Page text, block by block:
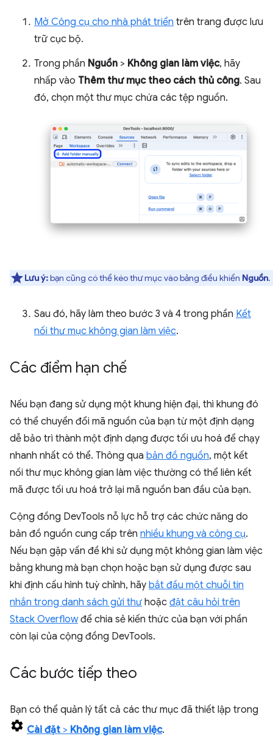
Mở Công cụ cho nhà phát triển trên trang được lưu
trữ cục bộ.
Trong phần Nguồn > Không gian làm việc, hãy
nhấp vào Thêm thư mục theo cách thủ công. Sau
đó, chọn một thư mục chứa các tệp nguồn.
Lưu ý:bạn cũng có thể kéo thư mục vào bảng điều khiển Nguồn.
Sau đó, hãy làm theo bước 3 và 4 trong phần Kết
nối thư mục không gian làm việc.
Các điểm hạn chế
Nếu bạn đang sử dụng một khung hiện đại, thì khung đó
có thể chuyển đổi mã nguồn của bạn từ một định dạng
dễ bảo trì thành một định dạng được tối ưu hoá để chạy
nhanh nhất có thể. Thông qua bản đồ nguồn, một kết
nối thư mục không gian làm việc thường có thể liên kết
mã được tối ưu hoá trở lại mã nguồn ban đầu của bạn.
Cộng đồng DevTools nỗ lực hỗ trợ các chức năng do
bản đồ nguồn cung cấp trên nhiều khung và công cụ.
Nếu bạn gặp vấn đề khi sử dụng một không gian làm việc
bằng khung mà bạn chọn hoặc bạn sử dụng được sau
khi định cấu hình tuỳ chỉnh, hãy bắt đầu một chuỗi tin
nhắn trong danh sách gửi thư hoặc đặt câu hỏi trên
Stack Overflowđể chia sẻ kiến thức của bạn với phần
còn lại của cộng đồng DevTools.
Các bước tiếp theo
Bạn có thể quản lý tất cả các thư mục đã thiết lập trong
Cài đặt > Không gian làm việc.